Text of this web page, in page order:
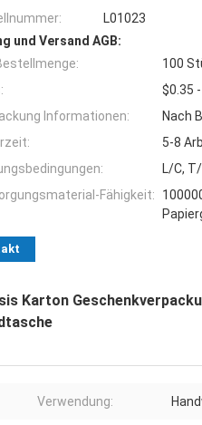
L01023
und Versand AGB:
100
$0.35
Informationen:
Nach
5-8
L/C,
Fähigkeit:
Karton
Verwendung: